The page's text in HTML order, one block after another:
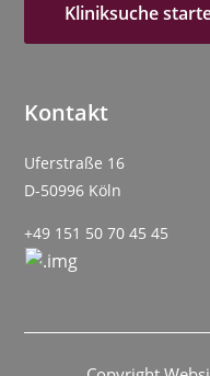
Kliniksuche
Kontakt
Uferstraße 16
D-50996 Köln
+49 151 50 70 45 45